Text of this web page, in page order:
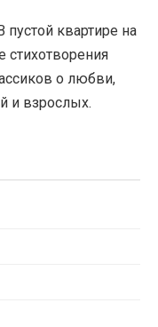
пустой квартире на
стихотворения
о любви,
и взрослых.